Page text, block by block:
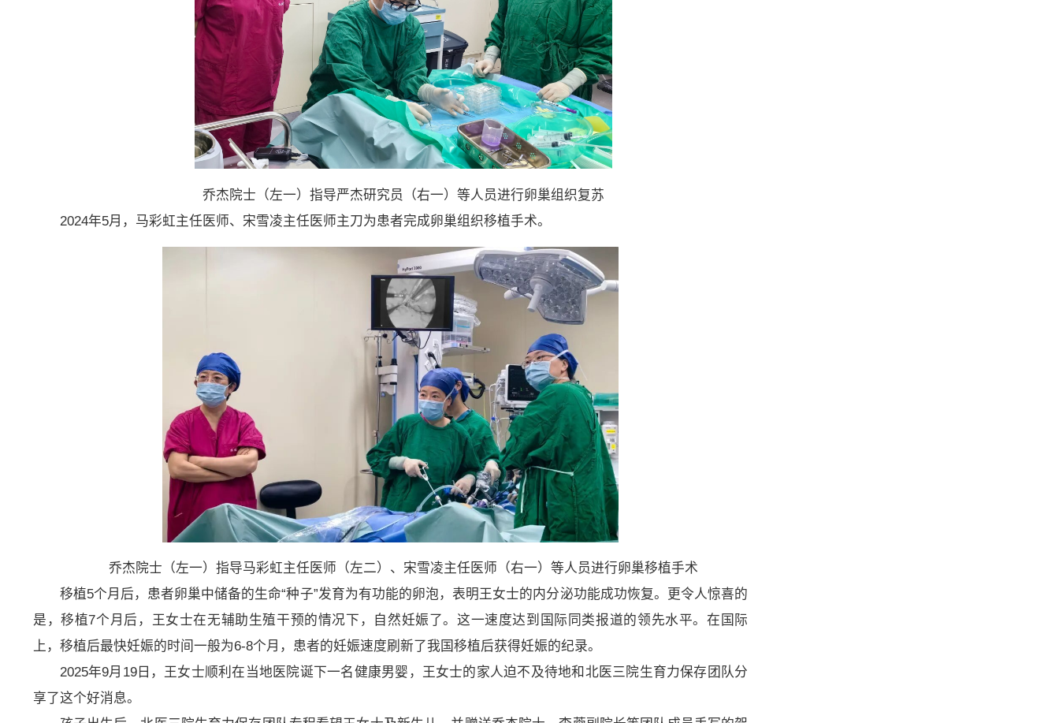
乔杰院士（左一）指导严杰研究员（右一）等人员进行卵巢组织复苏
2024年5月，马彩虹主任医师、宋雪凌主任医师主刀为患者完成卵巢组织移植手术。
乔杰院士（左一）指导马彩虹主任医师（左二）、宋雪凌主任医师（右一）等人员进行卵巢移植手术
移植5个月后，患者卵巢中储备的生命“种子”发育为有功能的卵泡，表明王女士的内分泌功能成功恢复。更令人惊喜的
是，移植7个月后，王女士在无辅助生殖干预的情况下，自然妊娠了。这一速度达到国际同类报道的领先水平。在国际
上，移植后最快妊娠的时间一般为6-8个月，患者的妊娠速度刷新了我国移植后获得妊娠的纪录。
2025年9月19日，王女士顺利在当地医院诞下一名健康男婴，王女士的家人迫不及待地和北医三院生育力保存团队分
享了这个好消息。